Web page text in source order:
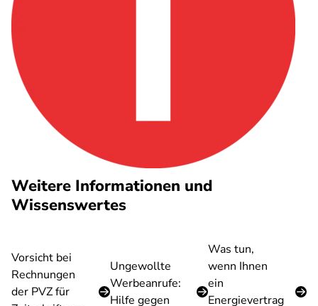
Weitere Informationen und
Wissenswertes
Vorsicht bei
Rechnungen
der PVZ für
Ungewollte
Werbeanrufe:
Hilfe gegen
Was tun,
wenn Ihnen
ein
Energievertrag